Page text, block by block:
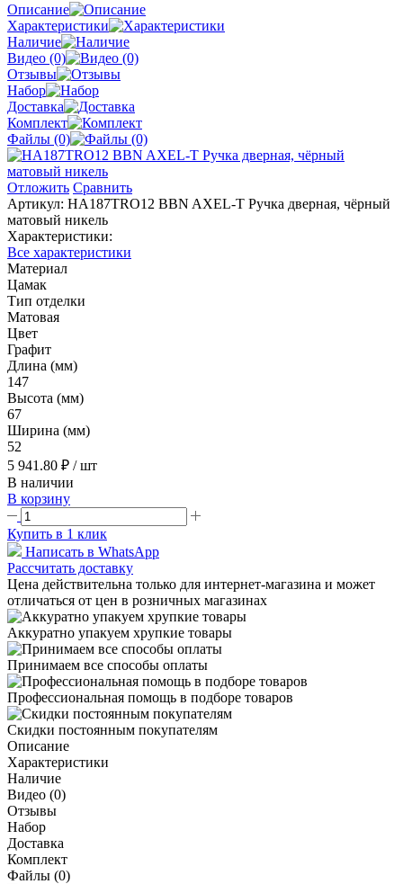
Описание
Характеристики
Наличие
Видео (0)
Отзывы
Набор
Доставка
Комплект
Файлы (0)
Отложить Сравнить
Артикул: HA187TRO12 BBN AXEL-T Ручка дверная, чёрный
матовый никель
Характеристики:
Все характеристики
Материал
Цамак
Тип отделки
Матовая
Цвет
Графит
Длина (мм)
147
Высота (мм)
67
Ширина (мм)
52
5 941.80 ₽ / шт
В наличии
В корзину
Купить в 1 клик
Написать в WhatsApp
Рассчитать доставку
Цена действительна только для интернет-магазина и может
отличаться от цен в розничных магазинах
Аккуратно упакуем хрупкие товары
Принимаем все способы оплаты
Профессиональная помощь в подборе товаров
Скидки постоянным покупателям
Описание
Характеристики
Наличие
Видео (0)
Отзывы
Набор
Доставка
Комплект
Файлы (0)